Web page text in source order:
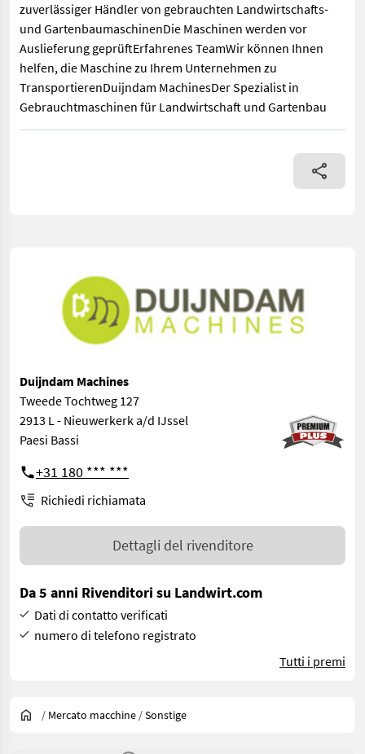
zuverlässiger Händler von gebrauchten Landwirtschafts-
und GartenbaumaschinenDie Maschinen werden vor
Auslieferung geprüftErfahrenes TeamWir können Ihnen
helfen, die Maschine zu Ihrem Unternehmen zu
TransportierenDuijndam MachinesDer Spezialist in
Gebrauchtmaschinen für Landwirtschaft und Gartenbau
FS solutions Förderband40 x 23 cm380 VoltWeitere
Duijndam Machines
Tweede Tochtweg 127
2913 L - Nieuwerkerk a/d IJssel
Paesi Bassi
+31 180 *** ***
Richiedi richiamata
Dettagli del rivenditore
Da 5 anni Rivenditori su Landwirt.com
Dati di contatto verificati
numero di telefono registrato
Tutti i premi
/ Mercato macchine /Sonstige